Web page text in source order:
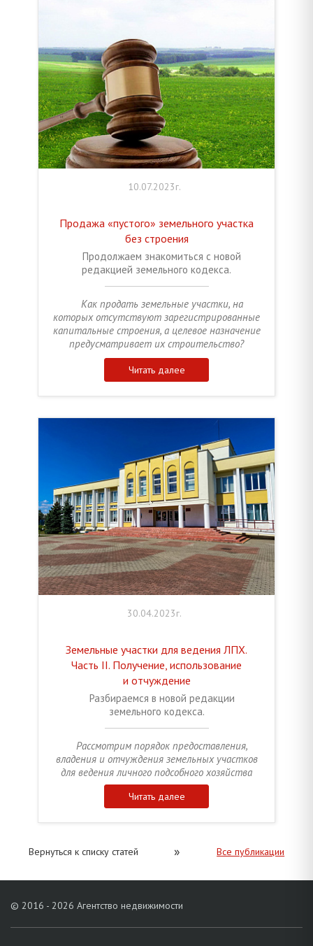
10.07.2023г.
Продажа «пустого» земельного участка
без строения
Продолжаем знакомиться с новой
редакцией земельного кодекса.
Как продать земельные участки, на
которых отсутствуют зарегистрированные
капитальные строения, а целевое назначение
предусматривает их строительство?
Читать далее
30.04.2023г.
Земельные участки для ведения ЛПХ.
Часть II. Получение, использование
и отчуждение
Разбираемся в новой редакции
земельного кодекса.
Рассмотрим порядок предоставления,
владения и отчуждения земельных участков
для ведения личного подсобного хозяйства
Читать далее
Вернуться к списку статей » Все публикации
© 2016 - 2026 Агентство недвижимости